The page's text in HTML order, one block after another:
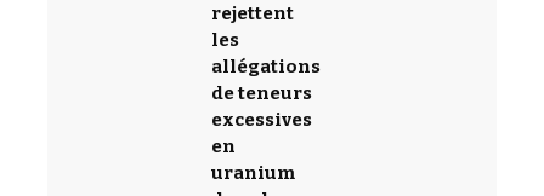
rejettent
les
allégations
de teneurs
excessives
en
uranium